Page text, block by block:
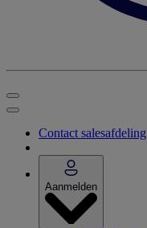
Contact salesafdeling
Aanmelden